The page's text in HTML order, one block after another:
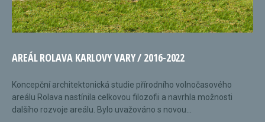
AREÁL ROLAVA KARLOVY VARY / 2016-2022
Koncepční architektonická studie přírodního volnočasového
areálu Rolava nastínila celkovou filozofii a navrhla možnosti
dalšího rozvoje areálu. Bylo uvažováno s novou...